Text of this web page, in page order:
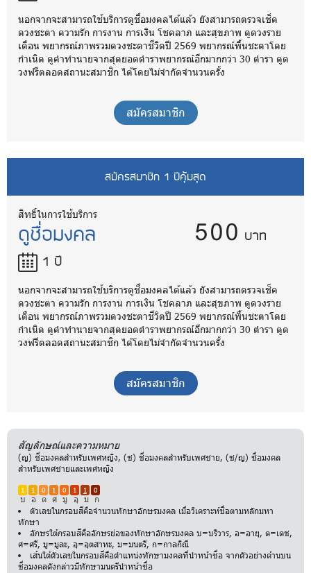
นอกจากจะสามารถใช้บริการดูชื่อมงคลได้แล้ว ยังสามารถตรวจเช็ค
ดวงชะตา ความรัก การงาน การเงิน โชคลาภ และสุขภาพ ดูดวงราย
เดือน พยากรณ์ภาพรวมดวงชะตาชีวิตปี 2569 พยากรณ์พื้นชะตาโดย
กำเนิด ดูคำทำนายจากสุดยอดตำราพยากรณ์อีกมากกว่า 30 ตำรา ดูด
วงฟรีตลอดสถานะสมาชิก ได้โดยไม่จำกัดจำนวนครั้ง
สมัครสมาชิก
สมัครสมาชิก 1 ปีคุ้มสุด
สิทธิ์ในการใช้บริการ
ดูชื่อมงคล
1 ปี
500 บาท
นอกจากจะสามารถใช้บริการดูชื่อมงคลได้แล้ว ยังสามารถตรวจเช็ค
ดวงชะตา ความรัก การงาน การเงิน โชคลาภ และสุขภาพ ดูดวงราย
เดือน พยากรณ์ภาพรวมดวงชะตาชีวิตปี 2569 พยากรณ์พื้นชะตาโดย
กำเนิด ดูคำทำนายจากสุดยอดตำราพยากรณ์อีกมากกว่า 30 ตำรา ดูด
วงฟรีตลอดสถานะสมาชิก ได้โดยไม่จำกัดจำนวนครั้ง
สมัครสมาชิก
สัญลักษณ์และความหมาย
(ญ) ชื่อมงคลสำหรับเพศหญิง, (ช) ชื่อมงคลสำหรับเพศชาย, (ช/ญ) ชื่อมงคล
สำหรับเพศชายและเพศหญิง
1 1 0 1 0 1 1 0
บ อ ด ศ มู อุ ม ก
ตัวเลขในกรอบสีคือจำนวนทักษาอักษรมงคล เมื่อวิเคราะห์ชื่อตามหลักมหา
ทักษา
อักษรใต้กรอบสีคืออักษรย่อของทักษาอักษรมงคล บ=บริวาร, อ=อายุ, ด=เดช,
ศ=ศรี, มู=มูละ, อุ=อุตสาหะ, ม=มนตรี, ก=กาลกิณี
เส้นใต้ตัวเลขในกรอบสีคือตำแหน่งทักษามงคลที่นำหน้าชื่อ จากตัวอย่างด้านบน
ชื่อมงคลดังกล่าวมีทักษามนตรีนำหน้าชื่อ